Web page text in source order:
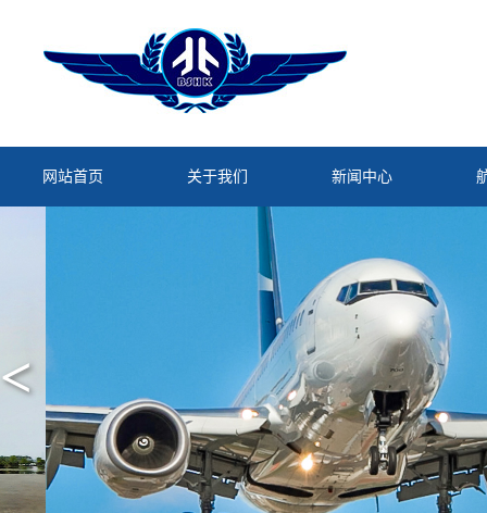
网站首页 关于我们 新闻中心
<